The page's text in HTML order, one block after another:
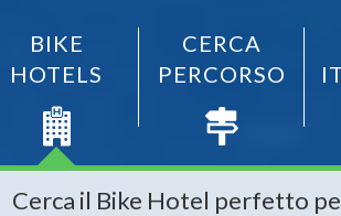
BIKE
HOTELS
CERCA
PERCORSO
Cerca il Bike Hotel perfetto